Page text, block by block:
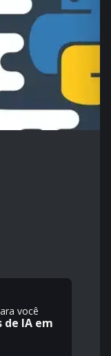
você
de IA em